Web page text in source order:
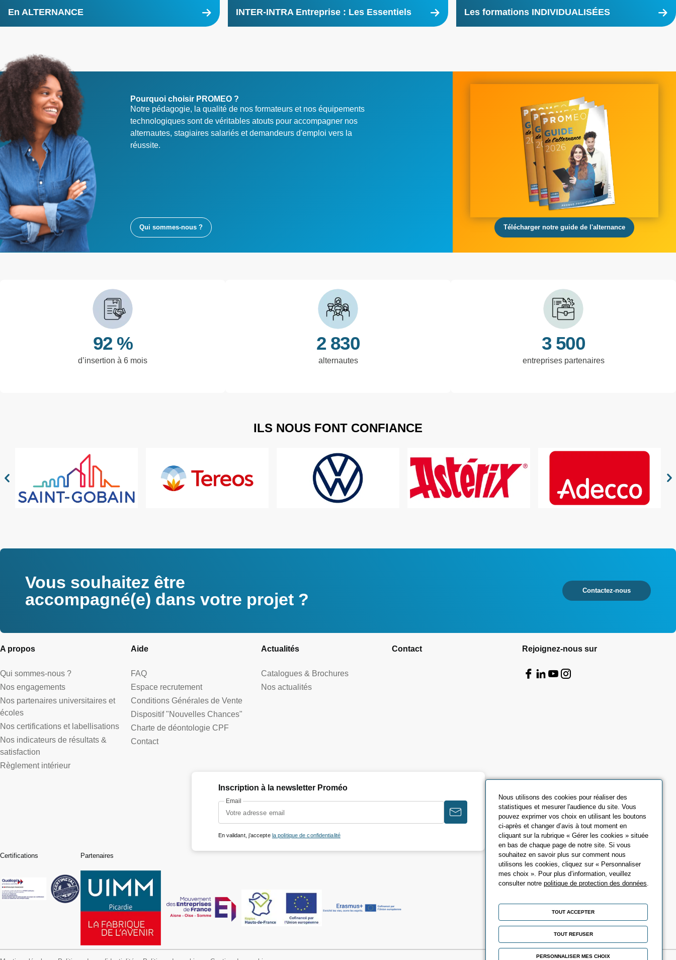
En ALTERNANCE
En
savoir
INTER-INTRA Entreprise : Les Essentiels
En
savoir
Les formations INDIVIDUALISÉES
En
Pourquoi choisir PROMEO ?
Notre pédagogie, la qualité de nos formateurs et nos équipements
technologiques sont de véritables atouts pour accompagner nos
alternautes, stagiaires salariés et demandeurs d'emploi vers la
réussite.
Qui sommes-nous ? Télécharger notre guide de l'alternance
92 %
d’insertion à 6 mois
2 830
alternautes
3 500
entreprises partenaires
ILS NOUS FONT CONFIANCE
Vous souhaitez être
accompagné(e) dans votre projet ?
Contactez-nous
A propos
Qui sommes-nous ?
Nos engagements
Nos partenaires universitaires et
écoles
Nos certifications et labellisations
Nos indicateurs de résultats &
satisfaction
Règlement intérieur
Aide
FAQ
Espace recrutement
Conditions Générales de Vente
Dispositif "Nouvelles Chances"
Charte de déontologie CPF
Contact
Actualités
Catalogues & Brochures
Nos actualités
Contact Rejoignez-nous sur
Inscription à la newsletter Proméo
Email
En validant, j’accepte la politique de confidentialité
Certifications Partenaires
Nous utilisons des cookies pour réaliser des
statistiques et mesurer l'audience du site. Vous
pouvez exprimer vos choix en utilisant les boutons
ci-après et changer d’avis à tout moment en
cliquant sur la rubrique « Gérer les cookies » située
en bas de chaque page de notre site. Si vous
souhaitez en savoir plus sur comment nous
utilisons les cookies, cliquez sur « Personnaliser
mes choix ». Pour plus d’information, veuillez
consulter notrepolitique de protection des données.
TOUT ACCEPTER
TOUT REFUSER
PERSONNALISER MES CHOIX